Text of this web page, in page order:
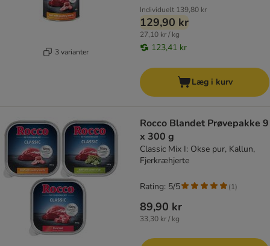
3 varianter
Individuelt 139,80 kr
129,90 kr
27,10 kr / kg
123,41 kr
Læg i kurv
Rocco Blandet Prøvepakke 9
x 300 g
Classic Mix I: Okse pur, Kallun,
Fjerkræhjerte
89,90 kr
33,30 kr / kg
Rating: 5/5 (1)